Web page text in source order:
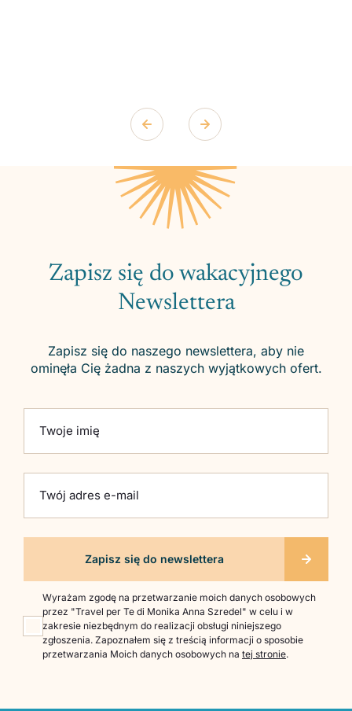
Zapisz się do wakacyjnego
Newslettera
Zapisz się do naszego newslettera, aby nie
ominęła Cię żadna z naszych wyjątkowych ofert.
Twoje imię
Twój adres e-mail
Wyrażam zgodę na przetwarzanie moich danych osobowych
przez "Travel per Te di Monika Anna Szredel" w celu i w
zakresie niezbędnym do realizacji obsługi niniejszego
zgłoszenia. Zapoznałem się z treścią informacji o sposobie
przetwarzania Moich danych osobowych na tej stronie.